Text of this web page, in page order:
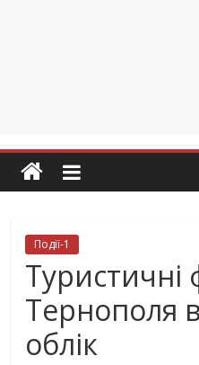
Події-1
Туристичні
Тернополя
облік